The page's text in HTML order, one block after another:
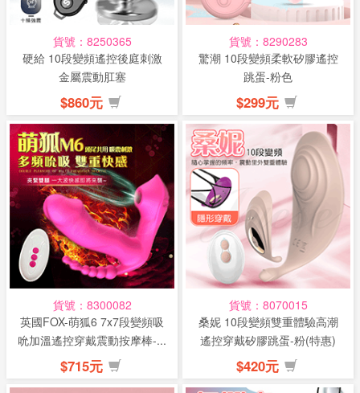
貨號：8250365
硬給 10段變頻遙控後庭刺激
金屬震動肛塞
$860元
貨號：8290283
驚潮 10段變頻柔軟矽膠遙控
跳蛋-粉色
$299元
貨號：8300082
英國FOX-萌狐6 7x7段變頻吸
吮加溫遙控穿戴震動按摩棒-...
$715元
貨號：8070015
桑妮 10段變頻雙重體驗高潮
遙控穿戴矽膠跳蛋-粉(特惠)
$420元